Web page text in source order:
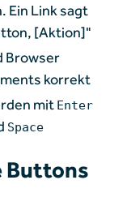
Ein Link sagt
[Aktion]"
Browser
korrekt
mit Enter
Space
Buttons